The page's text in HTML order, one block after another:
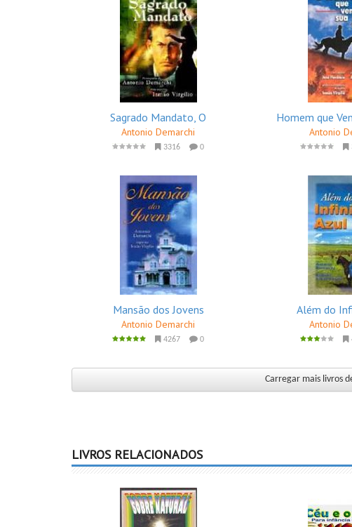
Sagrado Mandato, O
Antonio Demarchi
3316 0
Homem que
Antonio
Mansão dos Jovens
Antonio Demarchi
4267 0
Além do
Antonio
Carregar mais livros
LIVROS RELACIONADOS